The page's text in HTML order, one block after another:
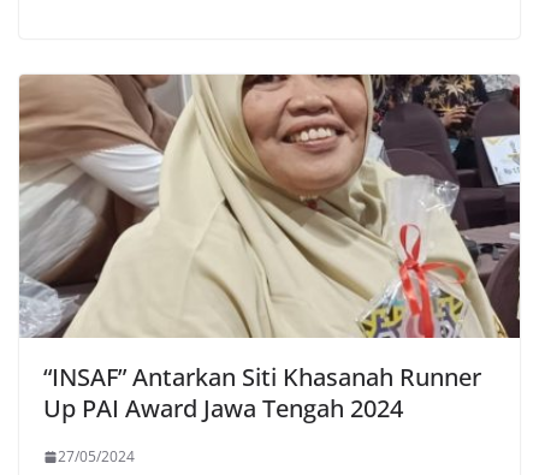
“INSAF” Antarkan Siti Khasanah Runner
Up PAI Award Jawa Tengah 2024
27/05/2024